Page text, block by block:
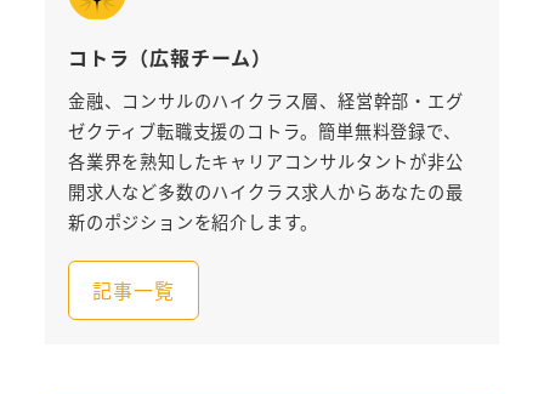
コトラ（広報チーム）
金融、コンサルのハイクラス層、経営幹部・エグ
ゼクティブ転職支援のコトラ。簡単無料登録で、
各業界を熟知したキャリアコンサルタントが非公
開求人など多数のハイクラス求人からあなたの最
新のポジションを紹介します。
記事一覧